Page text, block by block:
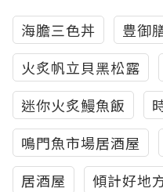
海膽三色丼 豊御
火炙帆立貝黑松露
迷你火炙鰻魚飯
鳴門魚市場居酒屋
居酒屋
傾計好地